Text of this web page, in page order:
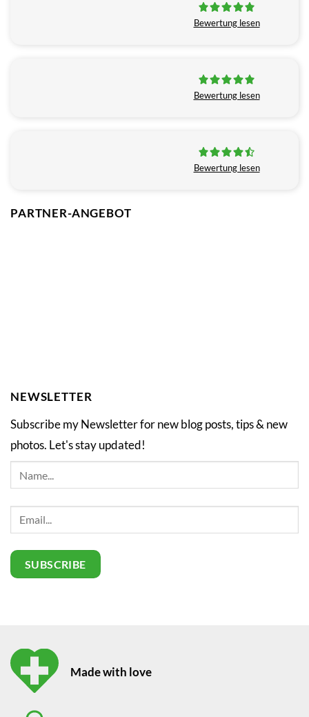
Bewertung lesen
Bewertung lesen
Bewertung lesen
PARTNER-ANGEBOT
NEWSLETTER
Subscribe my Newsletter for new blog posts, tips & new
photos. Let's stay updated!
Made with love